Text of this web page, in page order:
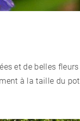
et de belles fleurs
à la taille du pot